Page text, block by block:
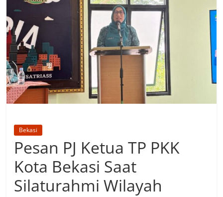
Bekasi
Pesan PJ Ketua TP PKK
Kota Bekasi Saat
Silaturahmi Wilayah